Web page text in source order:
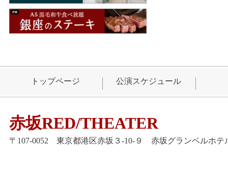
トップページ 公演スケジュール
赤坂RED/THEATER
〒107-0052 東京都港区赤坂３-10-９ 赤坂グランベルホテ